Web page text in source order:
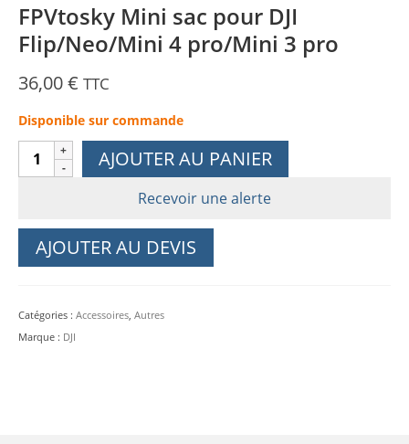
FPVtosky Mini sac pour DJI
Flip/Neo/Mini 4 pro/Mini 3 pro
36,00€ TTC
Disponible sur commande
quantité
de
sac
pour
pro/Mini
AJOUTER AU PANIER
Recevoir une alerte
AJOUTER AU DEVIS
Catégories : Accessoires, Autres
Marque : DJI